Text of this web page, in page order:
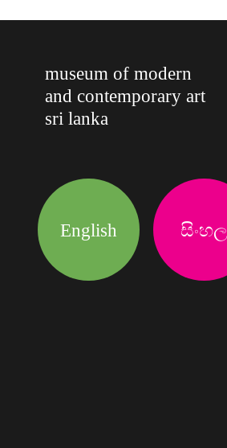
museum of modern
and contemporary art
sri lanka
English සිංහල